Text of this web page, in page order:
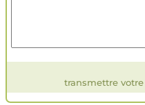
transmettre